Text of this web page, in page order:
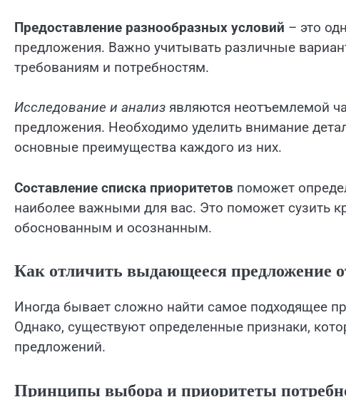
Предоставление разнообразных условий – это
предложения. Важно учитывать различные
требованиям и потребностям.
Исследование и анализ являются неотъемлемой
предложения. Необходимо уделить внимание
основные преимущества каждого из них.
Составление списка приоритетов поможет
наиболее важными для вас. Это поможет сузить
обоснованным и осознанным.
Как отличить выдающееся предложение
Иногда бывает сложно найти самое подходящее
Однако, существуют определенные признаки,
предложений.
Принципы выбора и приоритеты